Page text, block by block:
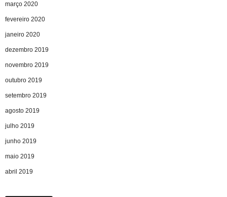
março 2020
fevereiro 2020
janeiro 2020
dezembro 2019
novembro 2019
outubro 2019
setembro 2019
agosto 2019
julho 2019
junho 2019
maio 2019
abril 2019